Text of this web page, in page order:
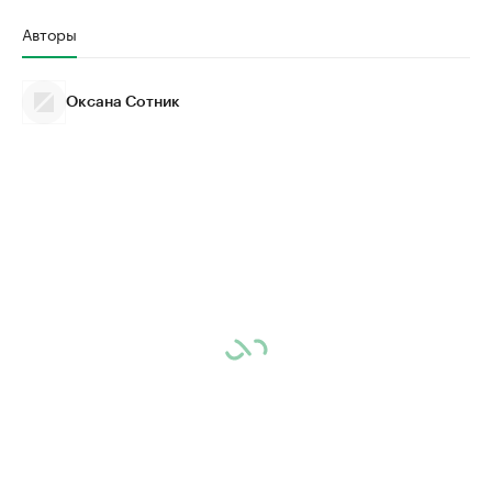
Авторы
Оксана Сотник